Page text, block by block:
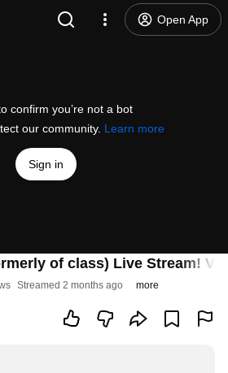
Open App
confirm you’re not a bot
our community. Learn more
Sign in
of class) Live Stream!
Streamed 2 months ago more